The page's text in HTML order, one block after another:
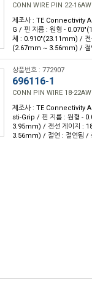
CONN WIRE PIN 22-
제조사 : TE Connectivity
G / 핀 지름 : 원형 -
체 : 0.910"(23.11mm) / 전
(2.67mm ~ 3.56mm) / 절
상품번호 : 772907
696116-1
CONN PIN WIRE 18-
제조사 : TE Connectivity
sti-Grip / 핀 지름 : 원형 -
3.95mm) / 전선 게이지 :
3.56mm) / 절연 : 절연됨 /